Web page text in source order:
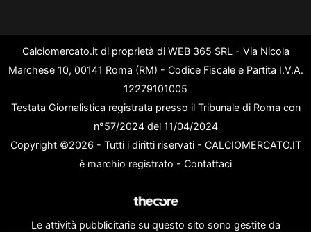
Calciomercato.it di proprietà di WEB 365 SRL - Via Nicola
Marchese 10, 00141 Roma (RM) - Codice Fiscale e Partita I.V.A.
12279101005
Testata Giornalistica registrata presso il Tribunale di Roma con
n°57/2024 del 11/04/2024
Copyright ©2026 - Tutti i diritti riservati - CALCIOMERCATO.IT
è marchio registrato - Contattaci
Le attività pubblicitarie su questo sito sono gestite da